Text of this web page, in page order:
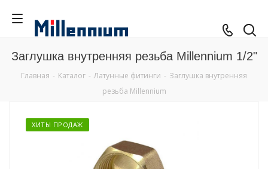
Заглушка внутренняя резьба Millennium 1/2"
Главная - Каталог - Латунные фитинги - Заглушка внутренняя
резьба Millennium
ХИТЫ ПРОДАЖ